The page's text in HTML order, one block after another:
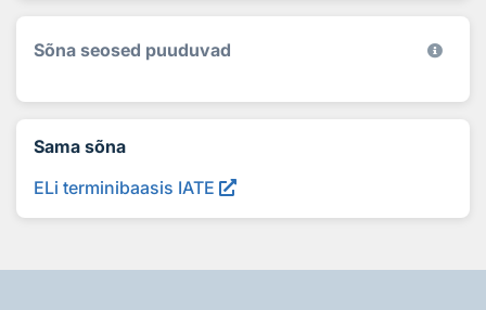
Sõna seosed puuduvad
Sama sõna
ELi terminibaasis IATE